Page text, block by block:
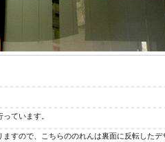
オリジナル浴衣
ています。
すので、こちらののれんは裏面に反転したデ